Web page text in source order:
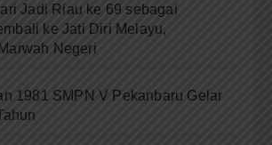
Jadi Riau ke 69 sebagai
ke Jati Diri Melayu,
Negeri
1981 SMPN V Pekanbaru Gelar